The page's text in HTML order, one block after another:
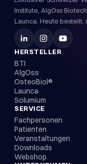
Institute, AlgOss
Launca. Heute bestellt,
HERSTELLER
BTI
AlgOss
OsteoBiol®
Launca
Solumium
SERVICE
Fachpersonen
Patienten
Veranstaltungen
Downloads
Webshop